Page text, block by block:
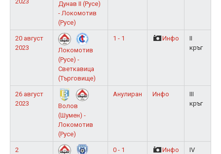
Дунав II (Русе)
- Локомотив
(Русе)
20 август
2023
Локомотив
(Русе) -
Светкавица
(Търговище)
1 - 1 Инфо
II
кръг
26 август
2023
Волов
(Шумен) -
Локомотив
(Русе)
Анулиран Инфо
III
кръг
2
0 - 1 Инфо
IV